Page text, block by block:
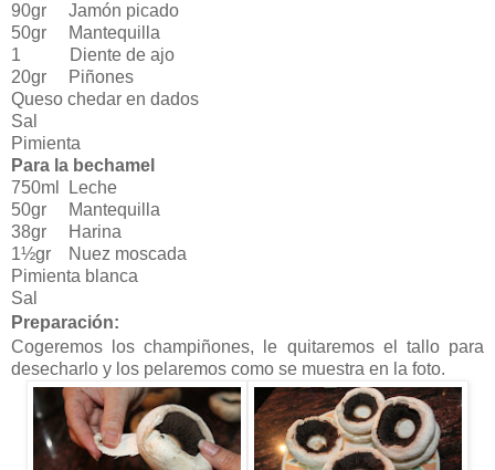
90gr Jamón picado
50gr Mantequilla
1 Diente de ajo
20gr Piñones
Queso chedar en dados
Sal
Pimienta
Para la bechamel
750ml Leche
50gr Mantequilla
38gr Harina
1½gr Nuez moscada
Pimienta blanca
Sal
Preparación:
Cogeremos los champiñones, le quitaremos el tallo para
desecharlo y los pelaremos como se muestra en la foto.